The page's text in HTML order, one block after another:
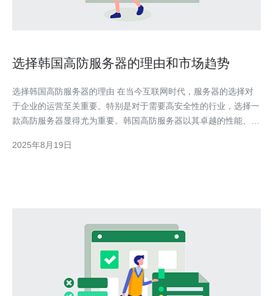
选择韩国高防服务器的理由和市场趋势
选择韩国高防服务器的理由 在当今互联网时代，服务器的选择对
于企业的运营至关重要。特别是对于需要高安全性的行业，选择一
款高防服务器显得尤为重要。韩国高防服务器以其卓越的性能、强
从最佳性能、最佳性价比，还是最具安全性的角度来看，韩国高防
2025年8月19日